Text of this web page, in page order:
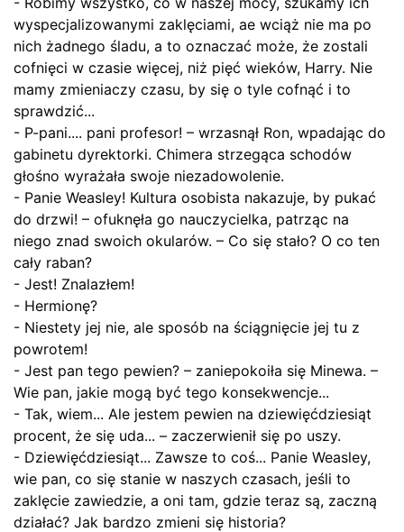
wyspecjalizowanymi zaklęciami, ae wciąż nie ma po
nich żadnego śladu, a to oznaczać może, że zostali
cofnięci w czasie więcej, niż pięć wieków, Harry. Nie
mamy zmieniaczy czasu, by się o tyle cofnąć i to
sprawdzić...
- P-pani.... pani profesor! – wrzasnął Ron, wpadając do
gabinetu dyrektorki. Chimera strzegąca schodów
głośno wyrażała swoje niezadowolenie.
- Panie Weasley! Kultura osobista nakazuje, by pukać
do drzwi! – ofuknęła go nauczycielka, patrząc na
niego znad swoich okularów. – Co się stało? O co ten
cały raban?
- Jest! Znalazłem!
- Hermionę?
- Niestety jej nie, ale sposób na ściągnięcie jej tu z
powrotem!
- Jest pan tego pewien? – zaniepokoiła się Minewa. –
Wie pan, jakie mogą być tego konsekwencje...
- Tak, wiem... Ale jestem pewien na dziewięćdziesiąt
procent, że się uda... – zaczerwienił się po uszy.
- Dziewięćdziesiąt... Zawsze to coś... Panie Weasley,
wie pan, co się stanie w naszych czasach, jeśli to
zaklęcie zawiedzie, a oni tam, gdzie teraz są, zaczną
działać? Jak bardzo zmieni się historia?